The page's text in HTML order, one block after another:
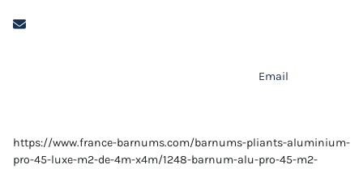
Email
https://www.france-barnums.com/barnums-pliants-aluminium-
pro-45-luxe-m2-de-4m-x4m/1248-barnum-alu-pro-45-m2-